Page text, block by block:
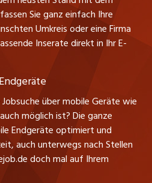
Sie ganz einfach Ihre
Umkreis oder eine Firma
Inserate direkt in Ihr E-
über mobile Geräte wie
möglich ist? Die ganze
Endgeräte optimiert und
auch unterwegs nach Stellen
doch mal auf Ihrem